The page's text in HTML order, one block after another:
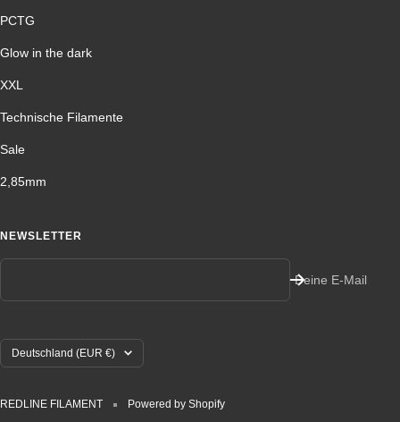
PCTG
Glow in the dark
XXL
Technische Filamente
Sale
2,85mm
NEWSLETTER
Deine E-Mail
Land/Region
Deutschland (EUR €)
REDLINE FILAMENT Powered by Shopify